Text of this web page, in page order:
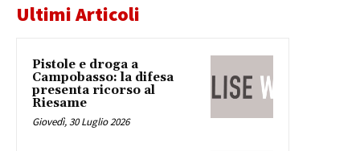
Ultimi Articoli
Pistole e droga a
Campobasso: la difesa
presenta ricorso al
Riesame
Giovedì, 30 Luglio 2026